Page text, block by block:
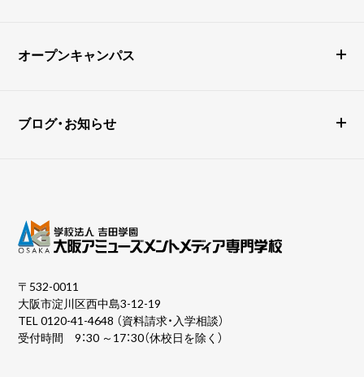
オープンキャンパス
ブログ・お知らせ
〒532-0011
大阪市淀川区西中島3-12-19
TEL0120-41-4648 （資料請求・入学相談）
受付時間 9：30 ～17：30（休校日を除く）